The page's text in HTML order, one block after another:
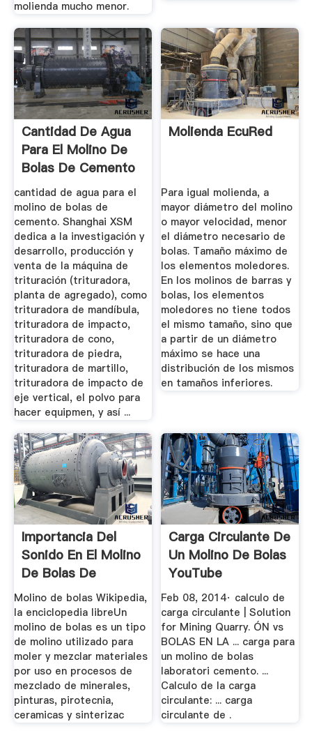
molienda mucho menor.
Cantidad De Agua
Para El Molino De
Bolas De Cemento
...
cantidad de agua para el
molino de bolas de
cemento. Shanghai XSM
dedica a la investigación y
desarrollo, producción y
venta de la máquina de
trituración (trituradora,
planta de agregado), como
trituradora de mandíbula,
trituradora de impacto,
trituradora de cono,
trituradora de piedra,
trituradora de martillo,
trituradora de impacto de
eje vertical, el polvo para
hacer equipmen, y así ...
Molienda EcuRed
Para igual molienda, a
mayor diámetro del molino
o mayor velocidad, menor
el diámetro necesario de
bolas. Tamaño máximo de
los elementos moledores.
En los molinos de barras y
bolas, los elementos
moledores no tiene todos
el mismo tamaño, sino que
a partir de un diámetro
máximo se hace una
distribución de los mismos
en tamaños inferiores.
Importancia Del
Sonido En El Molino
De Bolas De
Cemento
Molino de bolas Wikipedia,
la enciclopedia libreUn
molino de bolas es un tipo
de molino utilizado para
moler y mezclar materiales
por uso en procesos de
mezclado de minerales,
pinturas, pirotecnia,
ceramicas y sinterizac
Carga Circulante De
Un Molino De Bolas
YouTube
Feb 08, 2014· calculo de
carga circulante | Solution
for Mining Quarry. ÓN vs
BOLAS EN LA ... carga para
un molino de bolas
laboratori cemento. ...
Calculo de la carga
circulante: ... carga
circulante de .